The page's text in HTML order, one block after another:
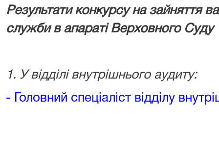
Результати конкурсу на зайняття
служби в апараті Верховного Суду
1. У відділі внутрішнього аудиту:
- Головний спеціаліст відділу